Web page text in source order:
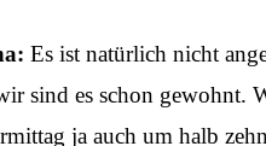
Es ist natürlich nicht
sind es schon gewohnt.
ja auch um halb